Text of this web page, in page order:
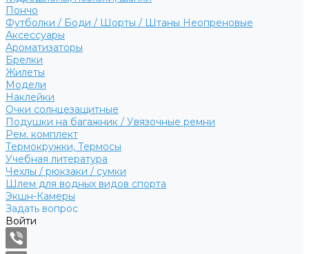
Пончо
Футболки / Боди / Шорты / Штаны Неопреновые
Аксессуары
Ароматизаторы
Брелки
Жилеты
Модели
Наклейки
Очки солнцезащитные
Подушки на багажник / Увязочные ремни
Рем. комплект
Термокружки, Термосы
Учебная литература
Чехлы / рюкзаки / сумки
Шлем для водных видов спорта
Экшн-Камеры
Задать вопрос
Войти